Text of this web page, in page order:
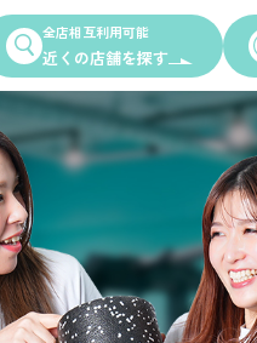
全店相互利用可能
近くの店舗を探す
ング
Other Shops
完全個室
24時間ジム
AMAZONES